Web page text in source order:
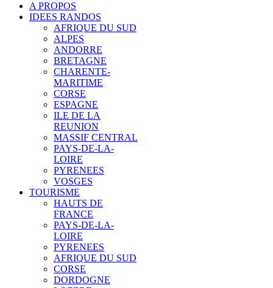
A PROPOS
IDEES RANDOS
AFRIQUE DU SUD
ALPES
ANDORRE
BRETAGNE
CHARENTE-
MARITIME
CORSE
ESPAGNE
ILE DE LA
REUNION
MASSIF CENTRAL
PAYS-DE-LA-
LOIRE
PYRENEES
VOSGES
TOURISME
HAUTS DE
FRANCE
PAYS-DE-LA-
LOIRE
PYRENEES
AFRIQUE DU SUD
CORSE
DORDOGNE